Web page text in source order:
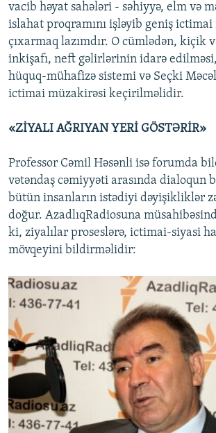
vacib həyat sahələri - səhiyyə, elm və
islahat proqramını işləyib geniş
çıxarmaq lazımdır. O cümlədən, kiçik
inkişafı, neft gəlirlərinin idarə
hüquq-mühafizə sistemi və Seçki
ictimai müzakirəsi keçirilməlidir.
«ZİYALI AĞRIYAN YERİ GÖSTƏRİR»
Professor Cəmil Həsənli isə forumda
vətəndaş cəmiyyəti arasında dialoqun
bütün insanların istədiyi dəyişikliklər
doğur. AzadlıqRadiosuna
ki, ziyalılar proseslərə, ictimai-siyasi
mövqeyini bildirməlidir: